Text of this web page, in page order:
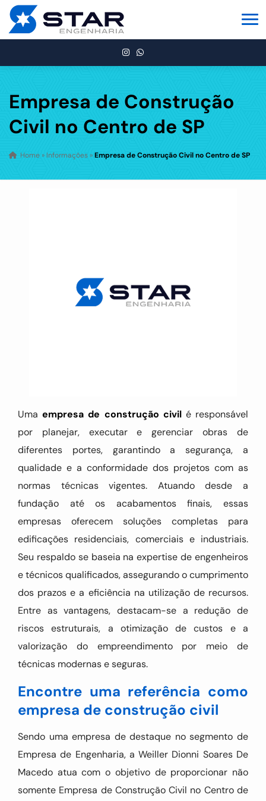
Empresa de Construção
Civil no Centro de SP
Home » Informações »Empresa de Construção Civil no Centro de SP
Umaempresa de construção civilé responsável
por planejar, executar e gerenciar obras de
diferentes portes, garantindo a segurança, a
qualidade e a conformidade dos projetos com as
normas técnicas vigentes. Atuando desde a
fundação até os acabamentos finais, essas
empresas oferecem soluções completas para
edificações residenciais, comerciais e industriais.
Seu respaldo se baseia na expertise de engenheiros
e técnicos qualificados, assegurando o cumprimento
dos prazos e a eficiência na utilização de recursos.
Entre as vantagens, destacam-se a redução de
riscos estruturais, a otimização de custos e a
valorização do empreendimento por meio de
técnicas modernas e seguras.
Encontre uma referência como
empresa de construção civil
Sendo uma empresa de destaque no segmento de
Empresa de Engenharia, a Weiller Dionni Soares De
Macedo atua com o objetivo de proporcionar não
somente Empresa de Construção Civil no Centro de